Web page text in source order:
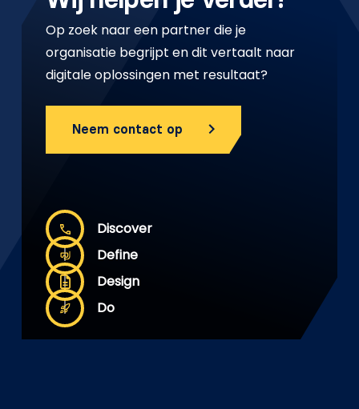
Op zoek naar een partner die je
organisatie begrijpt en dit vertaalt naar
digitale oplossingen met resultaat?
Neem contact op
Discover
Define
Design
Do